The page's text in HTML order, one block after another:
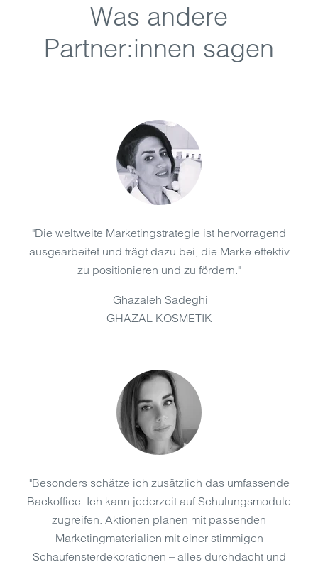
Was andere
Partner:innen sagen
"Die weltweite Marketingstrategie ist hervorragend
ausgearbeitet und trägt dazu bei, die Marke effektiv
zu positionieren und zu fördern."
Ghazaleh Sadeghi
GHAZAL KOSMETIK
"Besonders schätze ich zusätzlich das umfassende
Backoffice: Ich kann jederzeit auf Schulungsmodule
zugreifen. Aktionen planen mit passenden
Marketingmaterialien mit einer stimmigen
Schaufensterdekorationen – alles durchdacht und